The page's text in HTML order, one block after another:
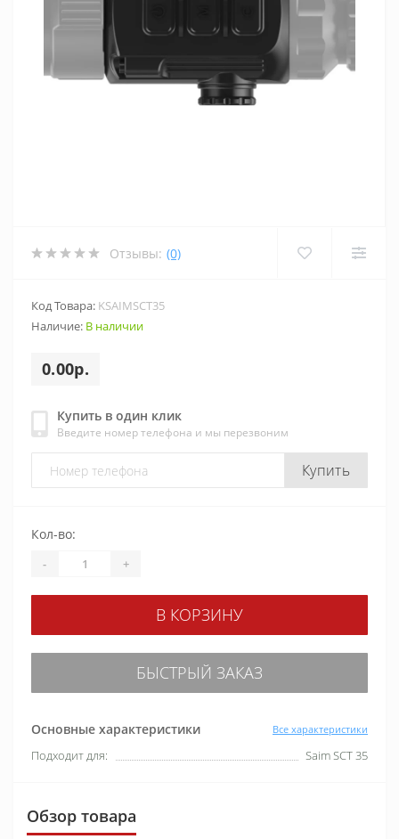
Отзывы: (0)
Код Товара: KSAIMSCT35
Наличие: В наличии
0.00р.
Купить в один клик
Введите номер телефона и мы перезвоним
Купить
Основные характеристики Все характеристики
Подходит для: Saim SCT 35
Кол-во:
- +
В КОРЗИНУ
БЫСТРЫЙ ЗАКАЗ
Обзор товара